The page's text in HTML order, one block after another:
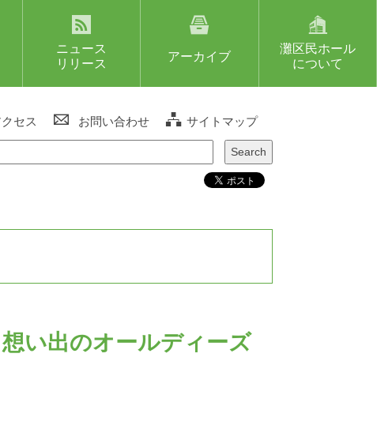
ニュース
リリース
アーカイブ
灘区民ホール
について
セス お問い合わせ サイトマップ
い出のオールディーズ